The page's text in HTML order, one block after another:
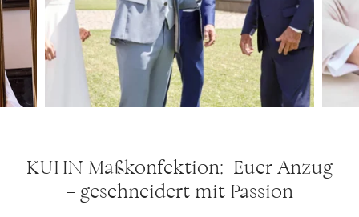
KUHN Maßkonfektion: Euer Anzug
– geschneidert mit Passion